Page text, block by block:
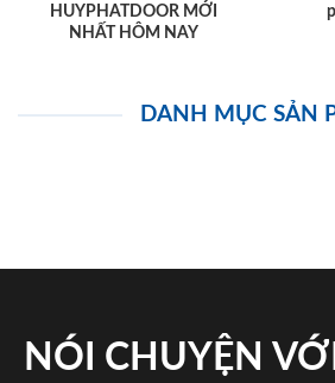
HUYPHATDOOR MỚI
NHẤT HÔM NAY
DANH MỤC SẢN
NÓI CHUYỆN